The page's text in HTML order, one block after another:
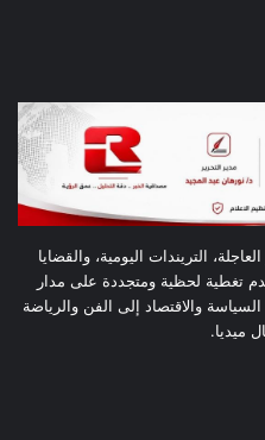
التريندات اليومية، والقضايا
تغطية لحظية ومتجددة على مدار
والاقتصاد إلى الفن والرياضة
ميديا.